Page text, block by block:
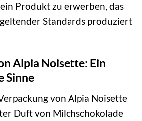
Produkt zu erwerben, das
Standards produziert
Alpia Noisette: Ein
Sinne
von Alpia Noisette
Duft von Milchschokolade